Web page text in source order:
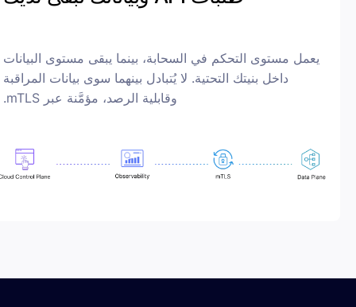
مستوى التحكم في السحابة، بينما يبقى مستوى البيانات
داخل بنيتك التحتية. لا يُتبادل بينهما سوى بيانات المراقبة
وقابلية الرصد، مؤمَّنة عبر mTLS.